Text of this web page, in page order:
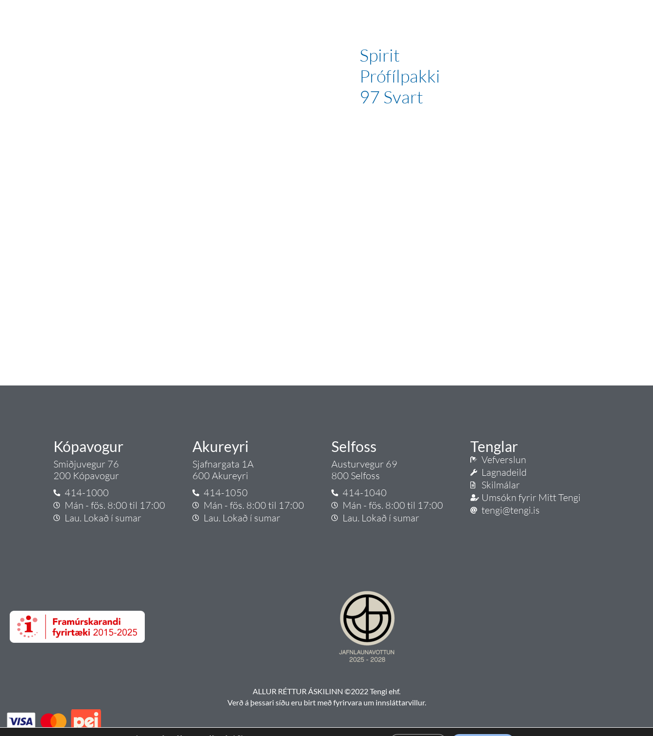
Spirit
Prófílpakki
97 Svart
Kópavogur
Smiðjuvegur 76
200 Kópavogur
414-1000
Mán - fös. 8:00 til 17:00
Lau. Lokað í sumar
Akureyri
Sjafnargata 1A
600 Akureyri
414-1050
Mán - fös. 8:00 til 17:00
Lau. Lokað í sumar
Selfoss
Austurvegur 69
800 Selfoss
414-1040
Mán - fös. 8:00 til 17:00
Lau. Lokað í sumar
Tenglar
Vefverslun
Lagnadeild
Skilmálar
Umsókn fyrir Mitt Tengi
tengi@tengi.is
ALLUR RÉTTUR ÁSKILINN ©2022 Tengi ehf.
Verð á þessari síðu eru birt með fyrirvara um innsláttarvillur.